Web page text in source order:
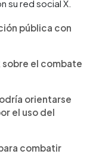
su red social X.
pública con
sobre el combate
orientarse
el uso del
combatir